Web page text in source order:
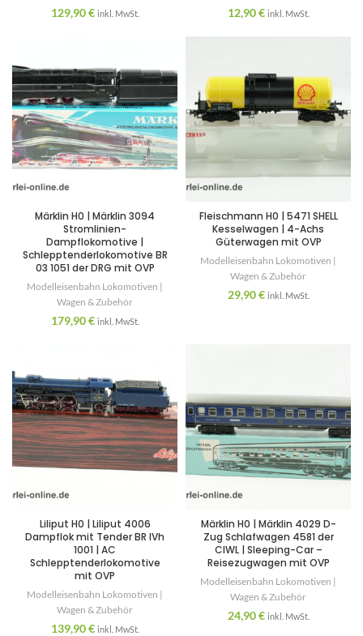
129,90€ inkl. MwSt. 12,90€ inkl. MwSt.
Märklin H0 | Märklin 3094
Stromlinien-
Dampflokomotive |
Schlepptenderlokomotive BR
03 1051 der DRG mit OVP
Modelleisenbahn Lokomotiven |
Wagen & Zubehör
179,90€ inkl. MwSt.
Fleischmann H0 | 5471 SHELL
Kesselwagen | 4-Achs
Güterwagen mit OVP
Modelleisenbahn Lokomotiven |
Wagen & Zubehör
29,90€ inkl. MwSt.
Liliput H0 | Liliput 4006
Dampflok mit Tender BR IVh
1001 | AC
Schlepptenderlokomotive
mit OVP
Modelleisenbahn Lokomotiven |
Wagen & Zubehör
139,90€ inkl. MwSt.
Märklin H0 | Märklin 4029 D-
Zug Schlafwagen 4581 der
CIWL | Sleeping-Car –
Reisezugwagen mit OVP
Modelleisenbahn Lokomotiven |
Wagen & Zubehör
24,90€ inkl. MwSt.